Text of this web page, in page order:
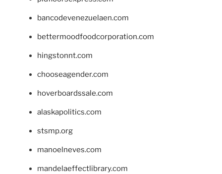
bancodevenezuelaen.com
bettermoodfoodcorporation.com
hingstonnt.com
chooseagender.com
hoverboardssale.com
alaskapolitics.com
stsmp.org
manoelneves.com
mandelaeffectlibrary.com